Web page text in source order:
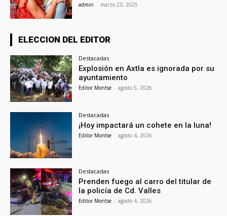
admin - marzo 23, 2025
ELECCION DEL EDITOR
Destacadas
Explosión en Axtla es ignorada por su
ayuntamiento
Editor Montse - agosto 5, 2026
Destacadas
¡Hoy impactará un cohete en la luna!
Editor Montse - agosto 4, 2026
Destacadas
Prenden fuego al carro del titular de
la policía de Cd. Valles
Editor Montse - agosto 4, 2026